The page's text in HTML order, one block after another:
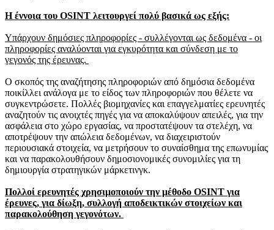
Η έννοια του OSINT λειτουργεί πολύ βασικά ως εξής:
Υπάρχουν δημόσιες πληροφορίες - συλλέγονται ως δεδομένα - οι
πληροφορίες αναλύονται για εγκυρότητα και σύνδεση με το
γεγονός της έρευνας.
Ο σκοπός της αναζήτησης πληροφοριών από δημόσια δεδομένα
ποικίλλει ανάλογα με το είδος των πληροφοριών που θέλετε να
συγκεντρώσετε. Πολλές βιομηχανίες και επαγγελματίες ερευνητές
αναζητούν τις ανοιχτές πηγές για να αποκαλύψουν απειλές, για την
ασφάλεια στο χώρο εργασίας, να προστατέψουν τα στελέχη, να
αποτρέψουν την απώλεια δεδομένων, να διαχειριστούν
περιουσιακά στοιχεία, να μετρήσουν το συναίσθημα της επωνυμίας
και να παρακολουθήσουν δημοσιονομικές συνομιλίες για τη
δημιουργία στρατηγικών μάρκετινγκ.
Πολλοί ερευνητές χρησιμοποιούν την μέθοδο OSINT για
έρευνες, για δίωξη, συλλογή αποδεικτικών στοιχείων και
παρακολούθηση γεγονότων.